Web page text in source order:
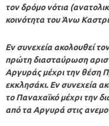
τον δρόμο νότια
κοινότητα του Άνω
Εν συνεχεία ακολουθεί
πρώτη διασταύρωση
Αργυράς μέχρι την θέση
εκκλησάκι. Εν συνεχεία
το Παναχαϊκό μέχρι την
από τα Αργυρά στις